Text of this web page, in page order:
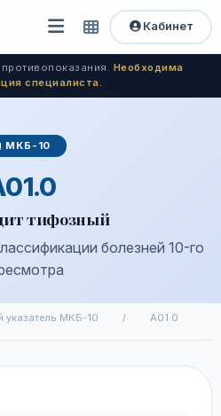
Открыть
меню
Быстрый
доступ
Кабинет
Необходима
специалиста.
МКБ-10
тифозный
болезней 10-го
указатель МКБ-10 / A01.0